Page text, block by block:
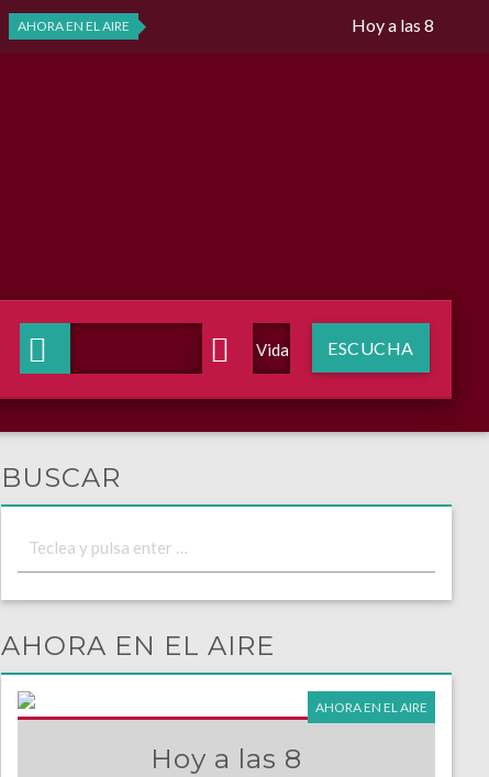
AHORA EN EL AIRE Hoy a las 8
Voz de Vida Radio ESCUCHA
BUSCAR
AHORA EN EL AIRE
AHORA EN EL AIRE
Hoy a las 8